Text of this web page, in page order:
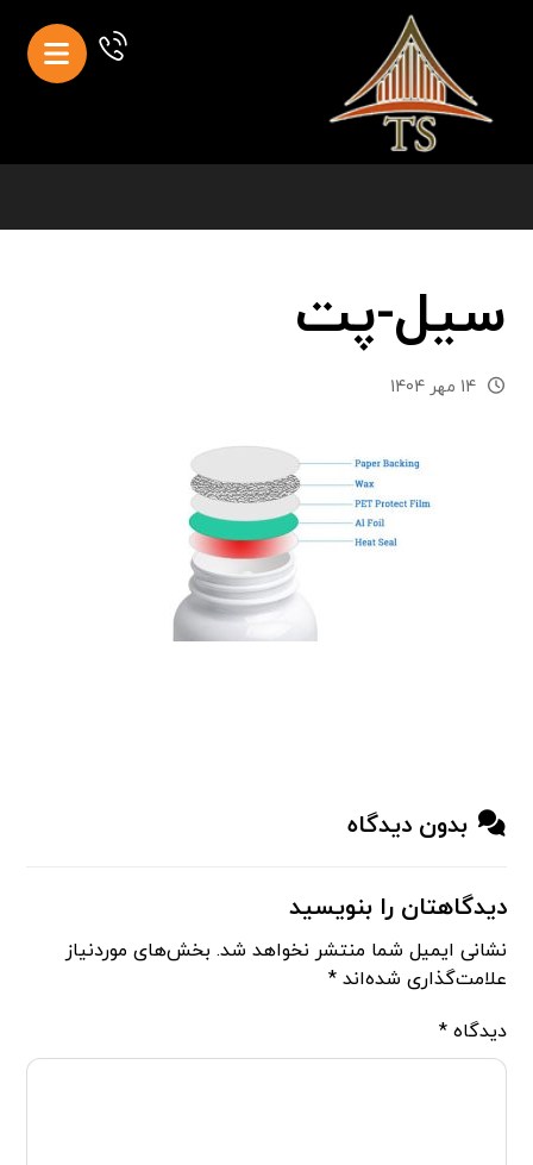
سیل-پت
14 مهر 1404
بدون دیدگاه
دیدگاهتان را بنویسید
نشانی ایمیل شما منتشر نخواهد شد. بخش‌های موردنیاز
علامت‌گذاری شده‌اند*
دیدگاه*